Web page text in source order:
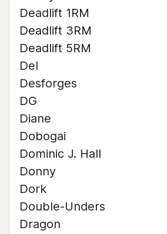
Deadlift 1RM
Deadlift 3RM
Deadlift 5RM
Del
Desforges
DG
Diane
Dobogai
Dominic J. Hall
Donny
Dork
Double-Unders
Dragon